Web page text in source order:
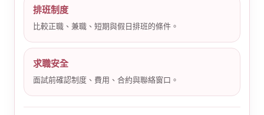
排班制度
比較正職、兼職、短期與假日排班的條件。
求職安全
面試前確認制度、費用、合約與聯絡窗口。